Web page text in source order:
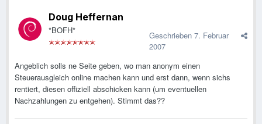
Doug Heffernan
*BOFH* Geschrieben 7. Februar
2007
Angeblich solls ne Seite geben, wo man anonym einen
Steuerausgleich online machen kann und erst dann, wenn sichs
rentiert, diesen offiziell abschicken kann (um eventuellen
Nachzahlungen zu entgehen). Stimmt das??